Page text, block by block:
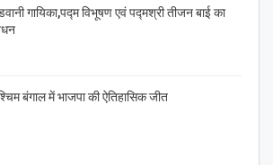
गायिका,पद्म विभूषण एवं पद्मश्री तीजन बाई का
बंगाल में भाजपा की ऐतिहासिक जीत